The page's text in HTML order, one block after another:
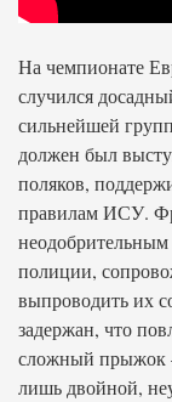
На чемпионате
случился
сильнейшей
должен был
поляков,
правилам ИСУ.
полиции,
выпроводить их
задержан, что
сложный прыжок
лишь двойной,